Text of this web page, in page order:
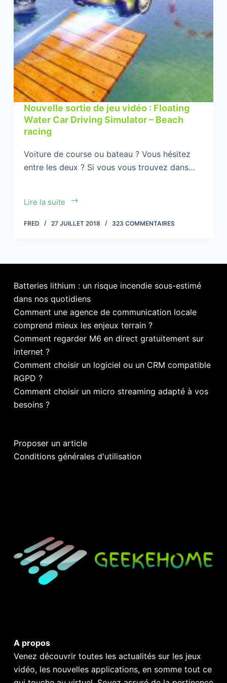
Nouvelle sortie de jeu vidéo : Floating
Water Car Driving Simulator – Beach
racing
Voiture de course ou bateau ? Vous hésitez
entre les deux ? Si vous vous trouvez dans…
Lire la suite
Nouvelle
de
:
Water
Car
Driving
Simulator
–
racing
FRED 27 JUILLET 2018 323 COMMENTAIRES
Batteries lithium : un risque incendie sous-estimé
dans nos quotidiens
Comment une agence de communication locale
comprend mieux les enjeux terrain ?
Comment regarder M6 en direct gratuitement sur
internet ?
Comment choisir un logiciel ou un CRM compatible
RGPD ?
Comment choisir un micro streaming adapté à vos
besoins ?
Proposer un article
Conditions générales d'utilisation
A propos
Venez découvrir toutes les actualités sur les jeux
vidéo, les nouvelles applications, en somme tout ce